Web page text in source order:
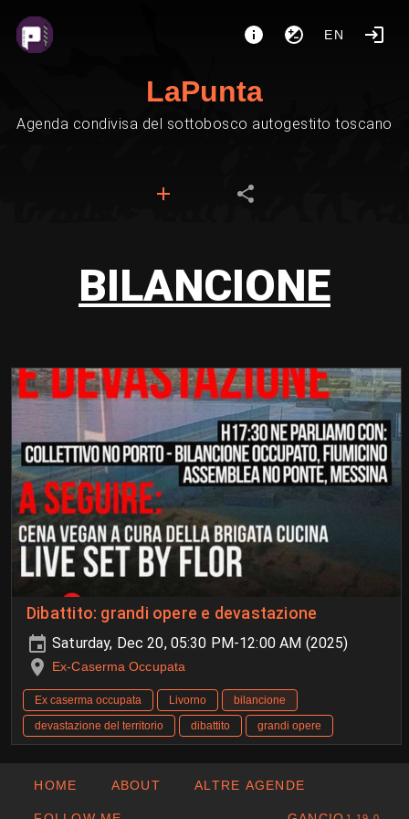
EN
LaPunta
Agenda condivisa del sottobosco autogestito toscano
BILANCIONE
Dibattito: grandi opere e devastazione
Saturday, Dec 20, 05:30 PM-12:00 AM (2025)
Ex-Caserma Occupata
Ex caserma occupata Livorno
bilancione
devastazione del territorio
dibattito grandi opere
HOME ABOUT ALTRE AGENDE